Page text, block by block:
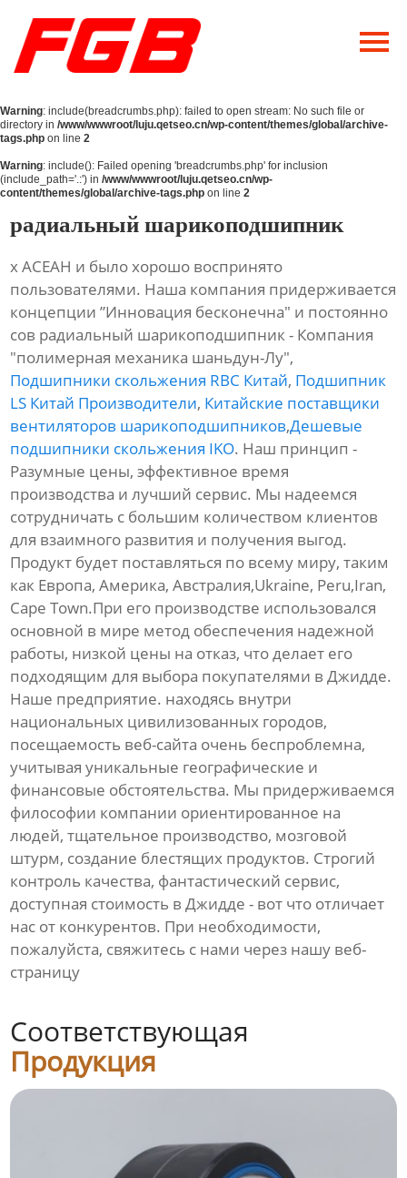
Главная
О Нас
Продукция
Новости
Warning: include(breadcrumbs.php): failed to open stream: No such file or
directory in /www/wwwroot/luju.qetseo.cn/wp-content/themes/global/archive-
tags.php on line 2
Warning: include(): Failed opening 'breadcrumbs.php' for inclusion
(include_path='.:') in /www/wwwroot/luju.qetseo.cn/wp-
content/themes/global/archive-tags.php on line 2
радиальный шарикоподшипник
х АСЕАН и было хорошо воспринято
пользователями. Наша компания придерживается
концепции ”Инновация бесконечна" и постоянно
сов радиальный шарикоподшипник - Компания
"полимерная механика шаньдун-Лу",
Подшипники скольжения RBC Китай, Подшипник
LS Китай Производители, Китайские поставщики
вентиляторов шарикоподшипников,Дешевые
подшипники скольжения IKO. Наш принцип -
Разумные цены, эффективное время
производства и лучший сервис. Мы надеемся
сотрудничать с большим количеством клиентов
для взаимного развития и получения выгод.
Продукт будет поставляться по всему миру, таким
как Европа, Америка, Австралия,Ukraine, Peru,Iran,
Cape Town.При его производстве использовался
основной в мире метод обеспечения надежной
работы, низкой цены на отказ, что делает его
подходящим для выбора покупателями в Джидде.
Наше предприятие. находясь внутри
национальных цивилизованных городов,
посещаемость веб-сайта очень беспроблемна,
учитывая уникальные географические и
финансовые обстоятельства. Мы придерживаемся
философии компании ориентированное на
людей, тщательное производство, мозговой
штурм, создание блестящих продуктов. Строгий
контроль качества, фантастический сервис,
доступная стоимость в Джидде - вот что отличает
нас от конкурентов. При необходимости,
пожалуйста, свяжитесь с нами через нашу веб-
страницу
Соответствующая
Продукция